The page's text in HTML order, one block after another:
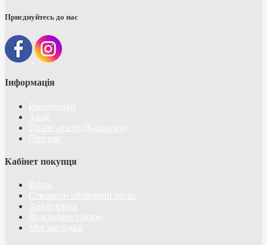
Приєднуйтесь до нас
Інформація
Кабінет покупця